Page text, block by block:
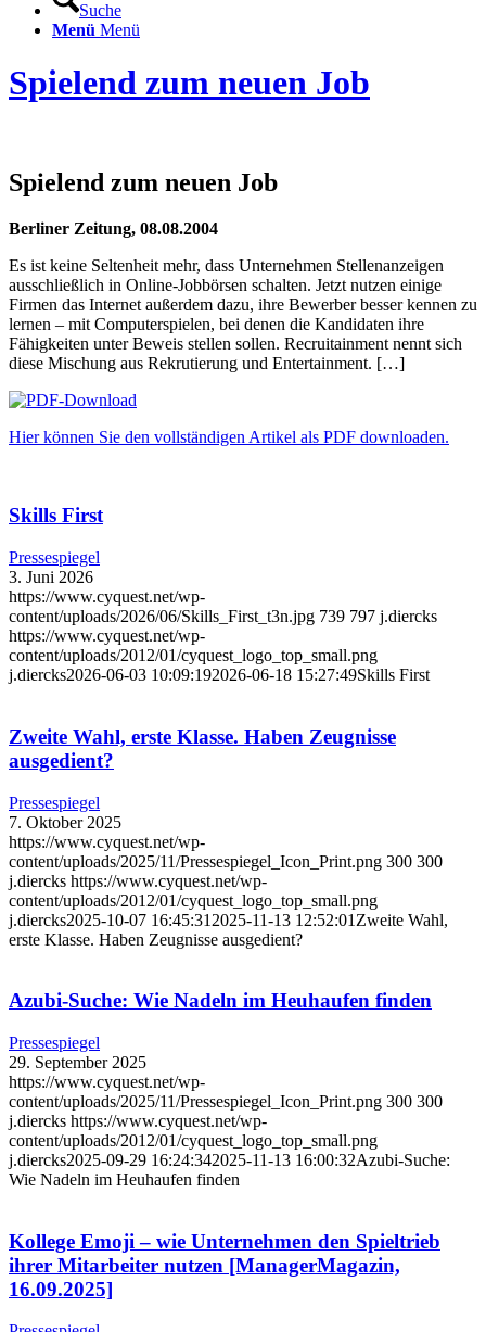
Suche
Menü Menü
Spielend zum neuen Job
Spielend zum neuen Job
Berliner Zeitung, 08.08.2004
Es ist keine Seltenheit mehr, dass Unternehmen Stellenanzeigen
ausschließlich in Online-Jobbörsen schalten. Jetzt nutzen einige
Firmen das Internet außerdem dazu, ihre Bewerber besser kennen zu
lernen – mit Computerspielen, bei denen die Kandidaten ihre
Fähigkeiten unter Beweis stellen sollen. Recruitainment nennt sich
diese Mischung aus Rekrutierung und Entertainment. […]
Hier können Sie den vollständigen Artikel als PDF downloaden.
Skills First
Pressespiegel
3. Juni 2026
https://www.cyquest.net/wp-
content/uploads/2026/06/Skills_First_t3n.jpg 739 797 j.diercks
https://www.cyquest.net/wp-
content/uploads/2012/01/cyquest_logo_top_small.png
j.diercks2026-06-03 10:09:192026-06-18 15:27:49Skills First
Zweite Wahl, erste Klasse. Haben Zeugnisse
ausgedient?
Pressespiegel
7. Oktober 2025
https://www.cyquest.net/wp-
content/uploads/2025/11/Pressespiegel_Icon_Print.png 300 300
j.diercks https://www.cyquest.net/wp-
content/uploads/2012/01/cyquest_logo_top_small.png
j.diercks2025-10-07 16:45:31 2025-11-13 12:52:01 Zweite Wahl,
erste Klasse. Haben Zeugnisse ausgedient?
Azubi-Suche: Wie Nadeln im Heuhaufen finden
Pressespiegel
29. September 2025
https://www.cyquest.net/wp-
content/uploads/2025/11/Pressespiegel_Icon_Print.png 300 300
j.diercks https://www.cyquest.net/wp-
content/uploads/2012/01/cyquest_logo_top_small.png
j.diercks2025-09-29 16:24:342025-11-13 16:00:32Azubi-Suche:
Wie Nadeln im Heuhaufen finden
Kollege Emoji – wie Unternehmen den Spieltrieb
ihrer Mitarbeiter nutzen [ManagerMagazin,
16.09.2025]